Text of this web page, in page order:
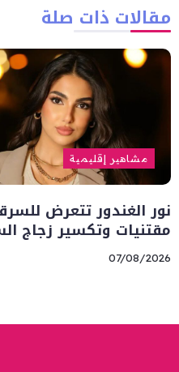
مقالات ذات صلة
مشاهير إقليمية
نور الغندور تتعرض
مقتنيات وتكسير زجاج
07/08/2026